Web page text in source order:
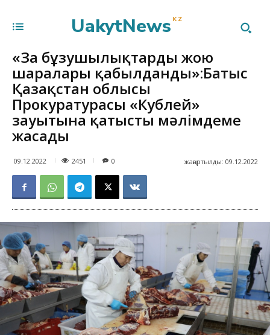
UakytNews KZ
«Заң бұзушылықтарды жою
шаралары қабылданды»:Батыс
Қазақстан облысы
Прокуратурасы «Кублей»
зауытына қатысты мәлімдеме
жасады
09.12.2022 2451 жаңартылды: 09.12.2022
0